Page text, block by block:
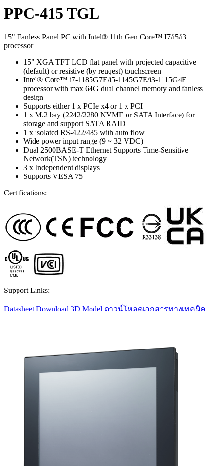
PPC-415 TGL
15" Fanless Panel PC with Intel® 11th Gen Core™ I7/i5/i3
processor
15" XGA TFT LCD flat panel with projected capacitive
(default) or resistive (by reuqest) touchscreen
Intel® Core™ i7-1185G7E/i5-1145G7E/i3-1115G4E
processor with max 64G dual channel memory and fanless
design
Supports either 1 x PCIe x4 or 1 x PCI
1 x M.2 bay (2242/2280 NVME or SATA Interface) for
storage and support SATA RAID
1 x isolated RS-422/485 with auto flow
Wide power input range (9 ~ 32 VDC)
Dual 2500BASE-T Ethernet Supports Time-Sensitive
Network(TSN) technology
3 x Independent displays
Supports VESA 75
Certifications:
Support Links:
Datasheet Download 3D Model ดาวน์โหลดเอกสารทางเทคนิค